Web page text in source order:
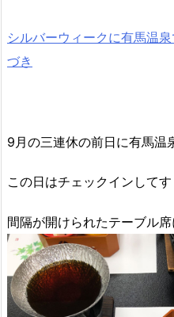
シルバーウィークに有馬温
づき
9月の三連休の前日に有馬温
この日はチェックインしてす
間隔が開けられたテーブル席